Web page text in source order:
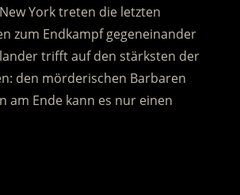
York treten die letzten
zum Endkampf gegeneinander
trifft auf den stärksten der
den mörderischen Barbaren
am Ende kann es nur einen